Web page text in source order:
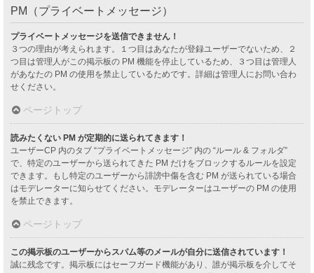
PM（プライベートメッセージ）
プライベートメッセージを送信できません！
３つの理由が考えられます。１つ目はあなたが登録ユーザーでないため、２
つ目は管理人がこの掲示板の PM 機能を停止しているため、３つ目は管理人
があなたの PM の使用を禁止しているためです。詳細は管理人にお問い合わ
せください。
ページトップ
読みたくない PM が定期的に送られてきます！
ユーザーCP 内のタブ “プライベートメッセージ” 内の “ルール & フォルダ”
で、特定のユーザーから送られてきた PM だけをブロックするルールを設定
できます。もし特定のユーザーから誹謗中傷を含む PM が送られている場合
はモデレーターに知らせてください。モデレーターはユーザーの PM の使用
を禁止できます。
ページトップ
この掲示板のユーザーからスパム等のメールが自分に送信されています！
誠に残念です。掲示板にはセーフガード機能があり、誰が掲示板を介してそ